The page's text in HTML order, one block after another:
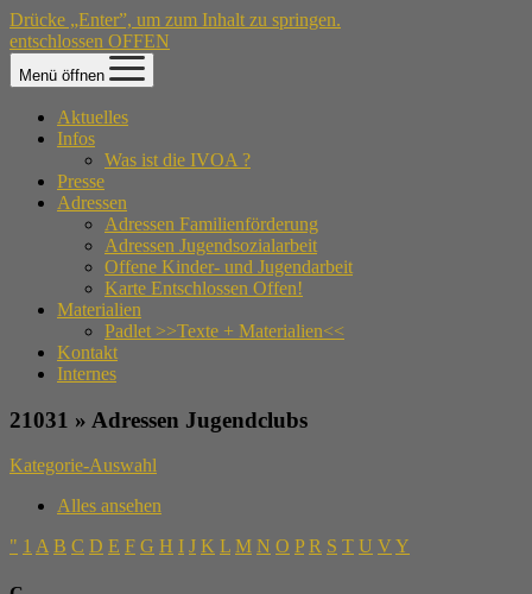
Drücke „Enter”, um zum Inhalt zu springen.
entschlossen OFFEN
Menü öffnen
Aktuelles
Infos
Was ist die IVOA ?
Presse
Adressen
Adressen Familienförderung
Adressen Jugendsozialarbeit
Offene Kinder- und Jugendarbeit
Karte Entschlossen Offen!
Materialien
Padlet >>Texte + Materialien<<
Kontakt
Internes
21031 » Adressen Jugendclubs
Kategorie-Auswahl
Alles ansehen
" 1 A B C D E F G H I J K L M N O P R S T U V Y